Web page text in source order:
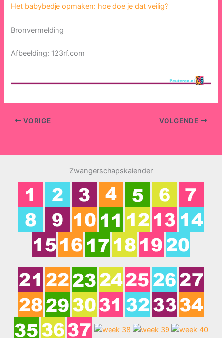
Het babybedje opmaken: hoe doe je dat veilig?
Bronvermelding
Afbeelding: 123rf.com
VORIGE VOLGENDE
Zwangerschapskalender